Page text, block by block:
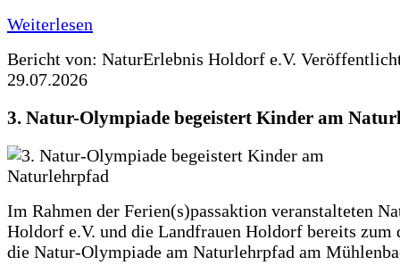
Weiterlesen
Bericht von: NaturErlebnis Holdorf e.V.
29.07.2026
3. Natur-Olympiade begeistert Kinder am
Im Rahmen der Ferien(s)passaktion veranstalteten
Holdorf e.V. und die Landfrauen Holdorf bereits
die Natur-Olympiade am Naturlehrpfad am